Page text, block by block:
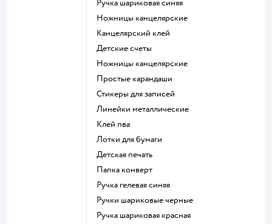
Ручка шариковая синяя
Ножницы канцелярские
Канцелярский клей
Детские счеты
Ножницы канцелярские
Простые карандаши
Стикеры для записей
Линейки металлические
Клей пва
Лотки для бумаги
Детская печать
Папка конверт
Ручка гелевая синяя
Ручки шариковые черные
Ручка шариковая красная